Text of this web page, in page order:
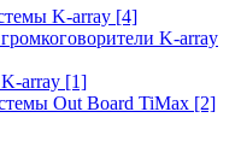
K-array [4]
K-array
array [1]
Out Board TiMax [2]